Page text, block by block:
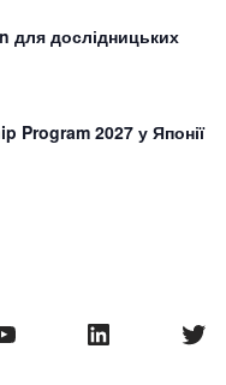
для дослідницьких
Program 2027 у Японії